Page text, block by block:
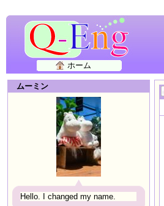
ホーム
ムーミン
Hello. I changed my name.